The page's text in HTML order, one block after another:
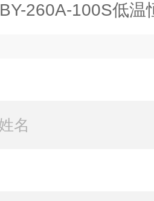
BY-260A-100S低温